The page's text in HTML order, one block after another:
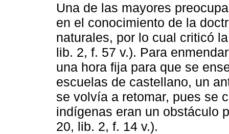
Una de las mayores
en el conocimiento de la
naturales, por lo cual criticó
lib. 2, f. 57 v.). Para
una hora fija para que se
escuelas de castellano, un
se volvía a retomar, pues se
indígenas eran un obstáculo
20, lib. 2, f. 14 v.).